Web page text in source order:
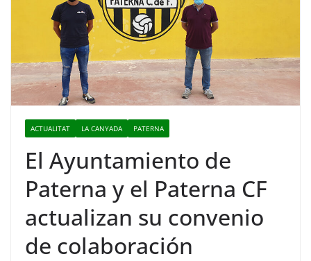
ACTUALITAT LA CANYADA PATERNA
El Ayuntamiento de
Paterna y el Paterna CF
actualizan su convenio
de colaboración